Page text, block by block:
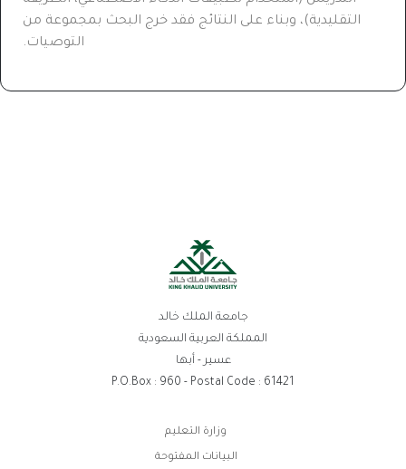
التقليدية)، وبناء على النتائج فقد خرج البحث بمجموعة من
التوصيات.
جامعة الملك خالد
المملكة العربية السعودية
عسير - أبها
P.O.Box : 960 - Postal Code : 61421
وزارة التعليم
البيانات المفتوحة